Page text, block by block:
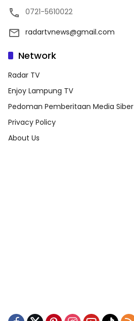
0721-5610022
radartvnews@gmail.com
Network
Radar TV
Enjoy Lampung TV
Pedoman Pemberitaan Media Siber
Privacy Policy
About Us